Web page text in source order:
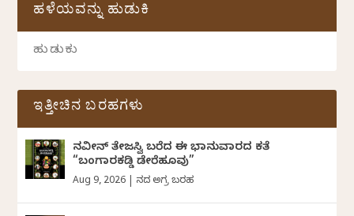
ಹಳೆಯವನ್ನು ಹುಡುಕಿ
ಇತ್ತೀಚಿನ ಬರಹಗಳು
ನವೀನ್‌ ತೇಜಸ್ವಿ ಬರೆದ ಈ ಭಾನುವಾರದ ಕತೆ
“ಬಂಗಾರಕಡ್ಡಿ ಡೇರೆಹೂವು”
Aug 9, 2026 ದಿನದ ಅಗ್ರ ಬರಹ